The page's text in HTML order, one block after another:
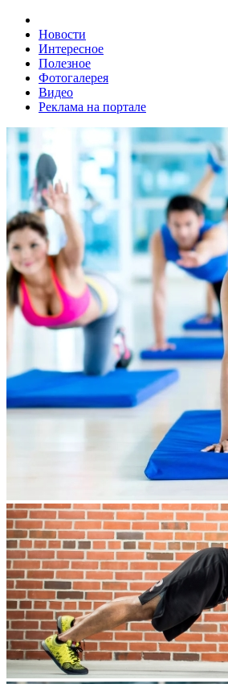
Новости
Интересное
Полезное
Фотогалерея
Видео
Реклама на портале